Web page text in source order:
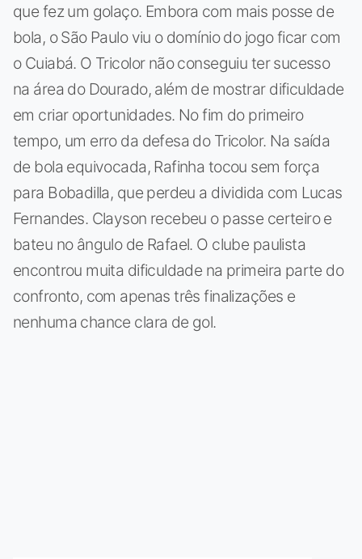
que fez um golaço. Embora com mais posse de
bola, o São Paulo viu o domínio do jogo ficar com
o Cuiabá. O Tricolor não conseguiu ter sucesso
na área do Dourado, além de mostrar dificuldade
em criar oportunidades. No fim do primeiro
tempo, um erro da defesa do Tricolor. Na saída
de bola equivocada, Rafinha tocou sem força
para Bobadilla, que perdeu a dividida com Lucas
Fernandes. Clayson recebeu o passe certeiro e
bateu no ângulo de Rafael. O clube paulista
encontrou muita dificuldade na primeira parte do
confronto, com apenas três finalizações e
nenhuma chance clara de gol.